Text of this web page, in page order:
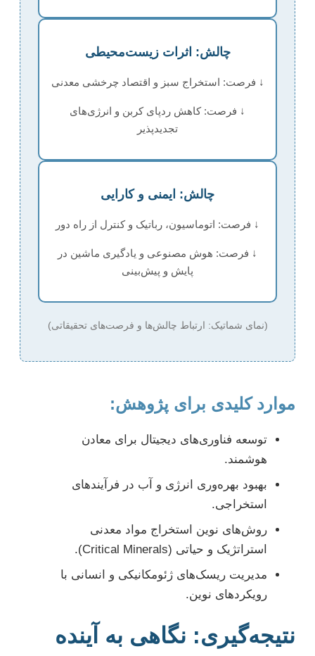
چالش: اثرات زیست‌محیطی
↓ فرصت: استخراج سبز و اقتصاد چرخشی معدنی
↓ فرصت: کاهش ردپای کربن و انرژی‌های
تجدیدپذیر
چالش: ایمنی و کارایی
↓ فرصت: اتوماسیون، رباتیک و کنترل از راه دور
↓ فرصت: هوش مصنوعی و یادگیری ماشین در
پایش و پیش‌بینی
(نمای شماتیک: ارتباط چالش‌ها و فرصت‌های تحقیقاتی)
موارد کلیدی برای پژوهش:
توسعه فناوری‌های دیجیتال برای معادن
هوشمند.
بهبود بهره‌وری انرژی و آب در فرآیندهای
استخراجی.
روش‌های نوین استخراج مواد معدنی
استراتژیک و حیاتی (Critical Minerals).
مدیریت ریسک‌های ژئومکانیکی و انسانی با
رویکردهای نوین.
نتیجه‌گیری: نگاهی به آینده